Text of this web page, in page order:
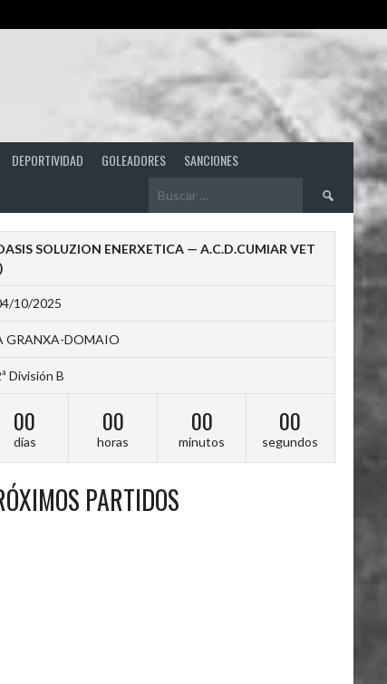
DEPORTIVIDAD GOLEADORES SANCIONES
Buscar:
SOLUZION ENERXETICA — A.C.D.CUMIAR VET
10/2025
GRANXA-DOMAIO
División B
00
días
00
horas
00
minutos
00
segundos
PARTIDOS